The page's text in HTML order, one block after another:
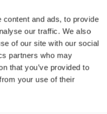
and ads, to provide
our traffic. We also
of our site with our social
partners who may
that you’ve provided to
your use of their